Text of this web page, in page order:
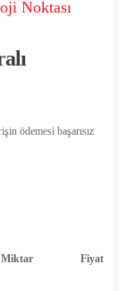
Noktası
ödemesi başarısız
Miktar Fiyat